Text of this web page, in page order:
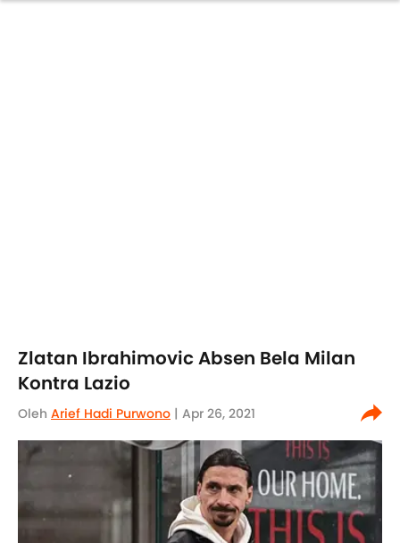
Zlatan Ibrahimovic Absen Bela Milan
Kontra Lazio
Oleh Arief Hadi Purwono | Apr 26, 2021